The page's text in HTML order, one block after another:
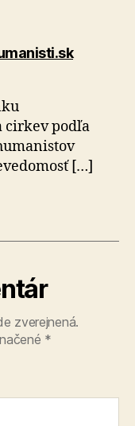
hovorí:
cirkev podľa
[…]
zverejnená.
*